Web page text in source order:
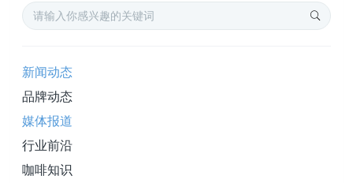
新闻动态
品牌动态
媒体报道
行业前沿
咖啡知识